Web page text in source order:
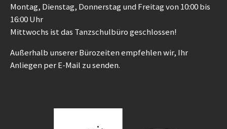
Montag, Dienstag, Donnerstag und Freitag von 10:00 bis
16:00 Uhr
Mittwochs ist das Tanzschulbüro geschlossen!
Außerhalb unserer Bürozeiten empfehlen wir, Ihr
Anliegen per E-Mail zu senden.